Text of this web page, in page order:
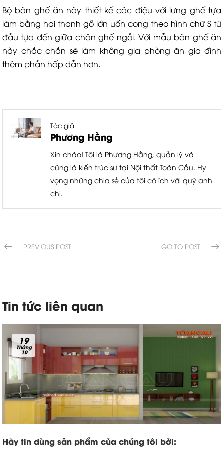
Bộ bàn ghế ăn này thiết kế các điệu với lưng ghế tựa
làm bằng hai thanh gỗ lớn uốn cong theo hình chữ S từ
đầu tựa đến giữa chân ghế ngồi. Với mẫu bàn ghế ăn
này chắc chắn sẽ làm không gia phòng ăn gia đình
thêm phần hấp dẫn hơn.
Tác giả
Phương Hằng
Xin chào! Tôi là Phương Hằng, quản lý và
cũng là kiến trúc sư tại Nội thất Toàn Cầu. Hy
vọng những chia sẻ của tôi có ích với quý anh
chị.
PREVIOUS POST GO TO POST
Tin tức liên quan
19
Tháng
10
Hãy tin dùng sản phẩm của chúng tôi bởi: